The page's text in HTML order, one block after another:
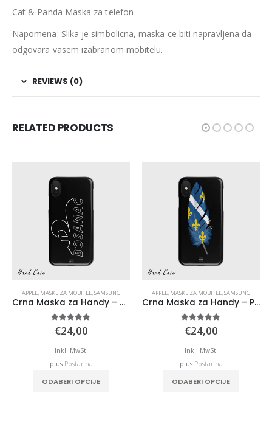
Cat & Panda Maska za telefon
Napomena: Slika je simbolicna, maska ce biti napravljena da
odgovara vasem izabranom mobitelu.
REVIEWS (0)
RELATED PRODUCTS
APPLE, MASKE ZA MOBITEL,SAMSUNG
Crna Maska za Handy – Bosanac ili Bosnka
5.00out of 5
€24,00
Inkl. MwSt.
plus Postarina
ODABERI OPCIJE
APPLE, MASKE ZA MOBITEL,SAMSUNG
Crna Maska za Handy – Pero BiH
5.00out of 5
€24,00
Inkl. MwSt.
plus Postarina
ODABERI OPCIJE